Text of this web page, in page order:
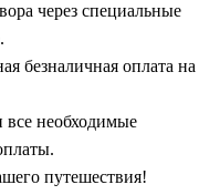
Волжской
Волги и Которосли.
изучить этот
центры: Кострома,
через специальные
безналичная оплата на
необходимые
путешествия!